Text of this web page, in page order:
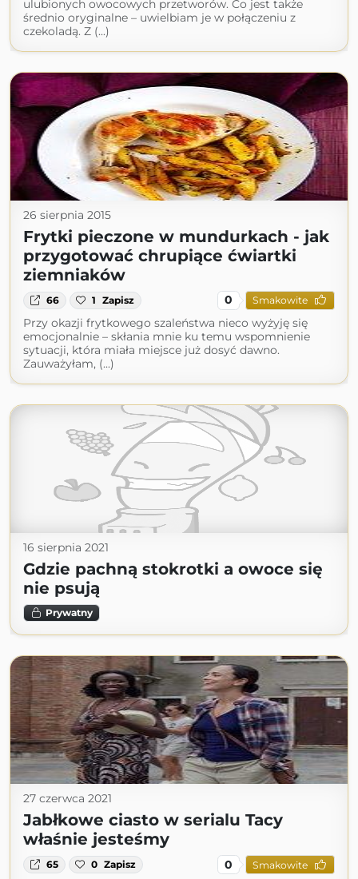
ulubionych owocowych przetworów. Co jest także
średnio oryginalne – uwielbiam je w połączeniu z
czekoladą. Z (...)
26 sierpnia 2015
Frytki pieczone w mundurkach - jak
przygotować chrupiące ćwiartki
ziemniaków
66 1 Zapisz 0 Smakowite
Przy okazji frytkowego szaleństwa nieco wyżyję się
emocjonalnie – skłania mnie ku temu wspomnienie
sytuacji, która miała miejsce już dosyć dawno.
Zauważyłam, (...)
16 sierpnia 2021
Gdzie pachną stokrotki a owoce się
nie psują
Prywatny
27 czerwca 2021
Jabłkowe ciasto w serialu Tacy
właśnie jesteśmy
65 0 Zapisz 0 Smakowite